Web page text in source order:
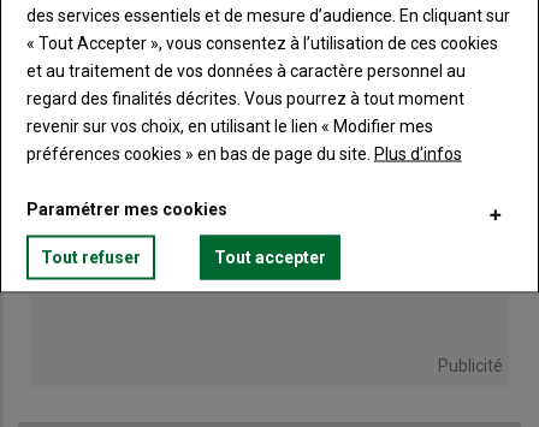
Publicité
des services essentiels et de mesure d’audience. En cliquant sur
« Tout Accepter », vous consentez à l’utilisation de ces cookies
et au traitement de vos données à caractère personnel au
regard des finalités décrites. Vous pourrez à tout moment
revenir sur vos choix, en utilisant le lien « Modifier mes
préférences cookies » en bas de page du site. Plus d'infos
Paramétrer mes cookies
Tout refuser Tout accepter